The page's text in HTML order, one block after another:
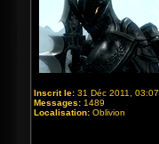
Inscrit le: 31 Déc 2011, 03:07
Messages: 1489
Localisation: Oblivion